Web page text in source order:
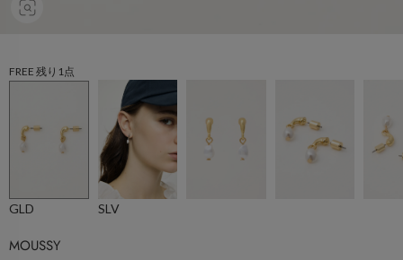
FREE 残り1点
GLD SLV
MOUSSY